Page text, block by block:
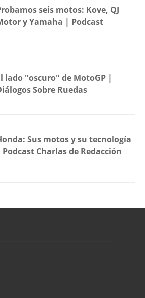
seis motos: Kove, QJ
y Yamaha | Podcast
lado "oscuro" de MotoGP |
Sobre Ruedas
Sus motos y su tecnología
Podcast Charlas de Redacción